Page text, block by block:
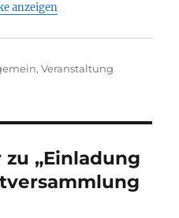
anzeigen
,Veranstaltung
„Einladung